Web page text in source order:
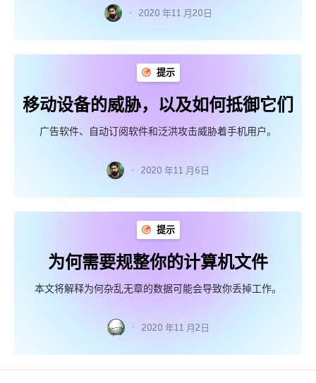
2020 年11 月20日
提示
移动设备的威胁，以及如何抵御它们
广告软件、自动订阅软件和泛洪攻击威胁着手机用户。
2020 年11 月6日
提示
为何需要规整你的计算机文件
本文将解释为何杂乱无章的数据可能会导致你丢掉工作。
2020 年11 月2日